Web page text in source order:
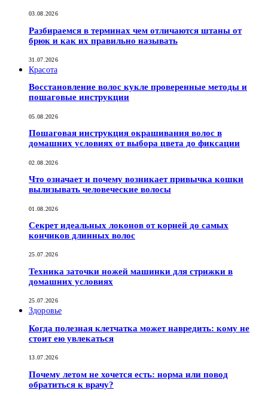
03.08.2026
Разбираемся в терминах чем отличаются штаны от
брюк и как их правильно называть
31.07.2026
Красота
Восстановление волос кукле проверенные методы и
пошаговые инструкции
05.08.2026
Пошаговая инструкция окрашивания волос в
домашних условиях от выбора цвета до фиксации
02.08.2026
Что означает и почему возникает привычка кошки
вылизывать человеческие волосы
01.08.2026
Секрет идеальных локонов от корней до самых
кончиков длинных волос
25.07.2026
Техника заточки ножей машинки для стрижки в
домашних условиях
25.07.2026
Здоровье
Когда полезная клетчатка может навредить: кому не
стоит ею увлекаться
13.07.2026
Почему летом не хочется есть: норма или повод
обратиться к врачу?